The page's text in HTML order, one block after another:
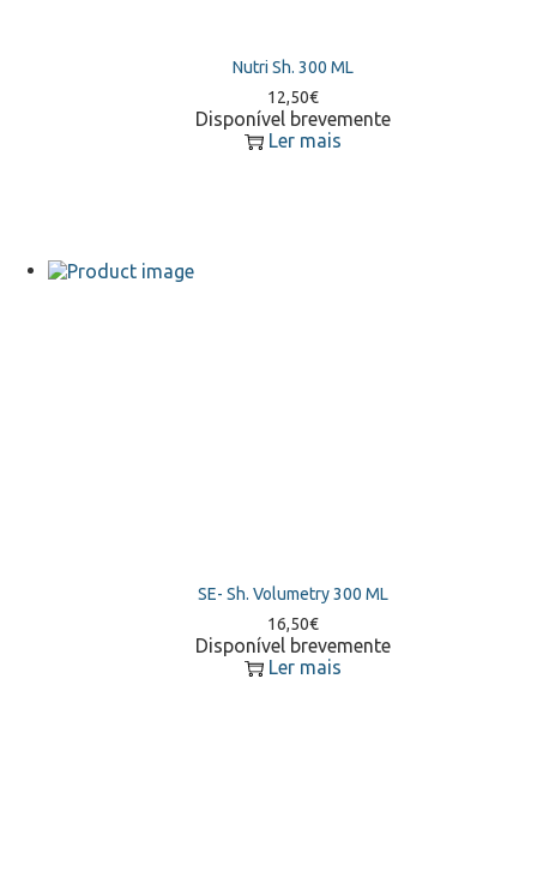
Nutri Sh. 300 ML
12,50€
Disponível brevemente
Ler mais
SE- Sh. Volumetry 300 ML
16,50€
Disponível brevemente
Ler mais